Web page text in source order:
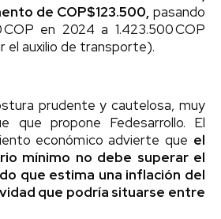
de COP$123.500,pasando
COP en 2024 a 1.423.500 COP
el auxilio de transporte).
prudente y cautelosa, muy
que propone Fedesarrollo. El
económico advierte que el
mínimo no debe superar el
que estima una inflación del
que podría situarse entre